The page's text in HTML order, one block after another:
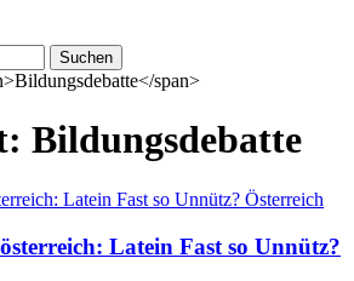
Suchen
span>
Bildungsdebatte
Österreich
Latein Fast so Unnütz?